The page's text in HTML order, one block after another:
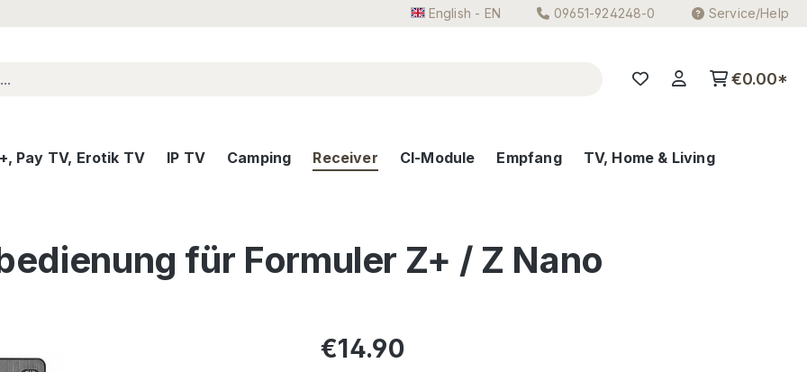
English - EN 09651-924248-0 Service/Help
€0.00*
Pay TV, Erotik TV IP TV Camping Receiver CI-Module Empfang TV, Home & Living
für Formuler Z+ / Z Nano
Regular price:
€14.90